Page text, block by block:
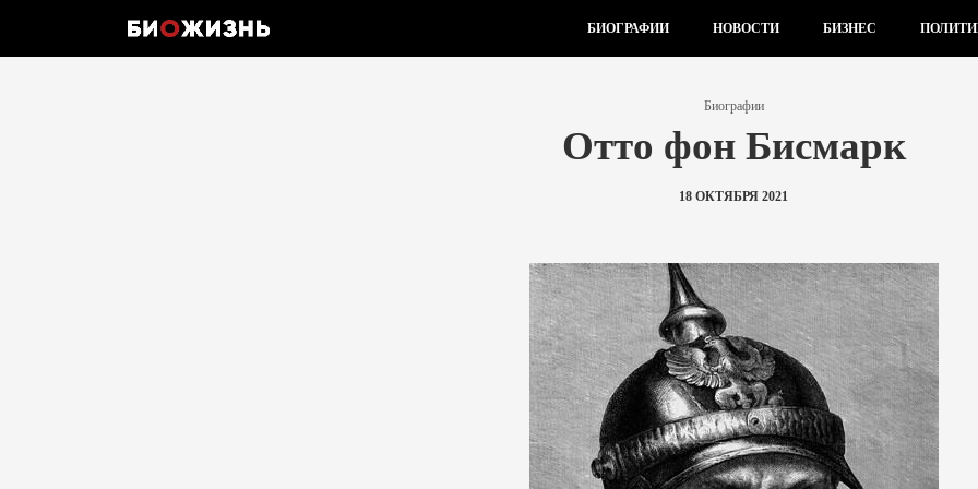
БИОГРАФИИ НОВОСТИ БИЗНЕС
Биографии
Отто фон Бисмарк
18 ОКТЯБРЯ 2021